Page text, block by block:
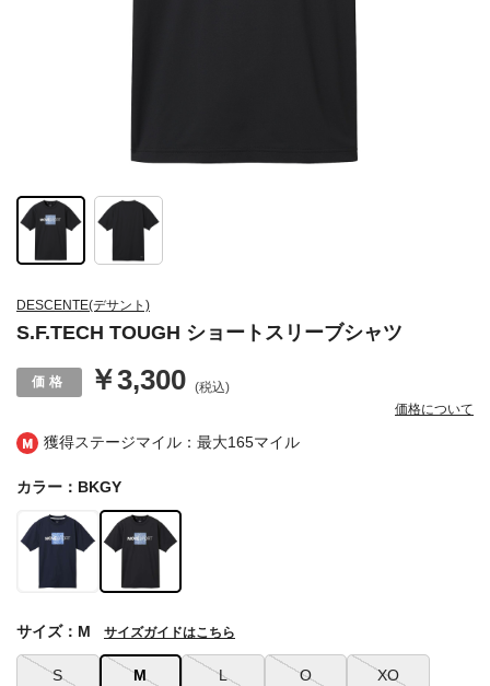
獲得ステージマイル：最大165マイル
DESCENTE(デサント)
S.F.TECH TOUGH ショートスリーブシャツ
￥3,300 (税込)
価格について
カラー：BKGY
S M L O XO
サイズ：M サイズガイドはこちら